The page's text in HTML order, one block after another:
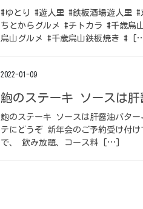
#ゆとり #遊人里 #鉄板酒場遊人里
ちとからグルメ #チトカラ #千歳烏
烏山グルメ #千歳烏山鉄板焼き #
2022-01-09
鮑のステーキ ソースは肝
鮑のステーキ ソースは肝醤油バタ
テにどうぞ️ 新年会のご予約受け付
で、 飲み放題、コース料 […]